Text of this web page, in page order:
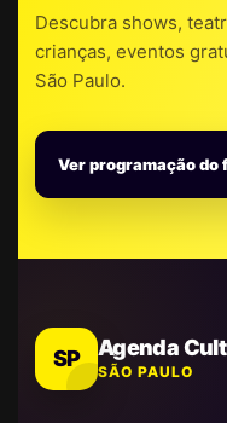
Descubra shows,
crianças, eventos
São Paulo.
Ver programação do
SP Agenda
SÃO PAULO